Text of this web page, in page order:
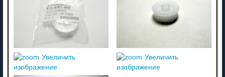
Увеличить
изображение
Увеличить
изображение